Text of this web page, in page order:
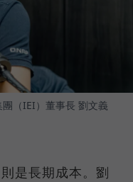
（IEI）董事長 劉文義
是長期成本。劉